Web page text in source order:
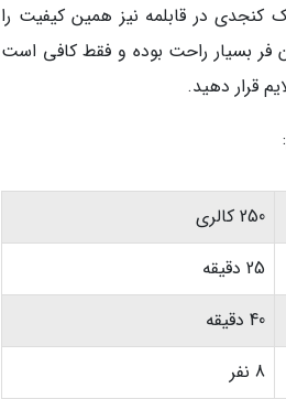
کنجدی در قابلمه نیز همین کیفیت را
بسیار راحت بوده و فقط کافی است
قرار دهید.
250 کالری
25 دقیقه
40 دقیقه
8 نفر